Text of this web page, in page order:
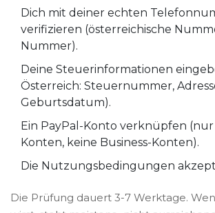
Dich mit deiner echten
verifizieren (österreichische
Nummer).
Deine Steuerinformationen
Österreich: Steuernummer,
Geburtsdatum).
Ein PayPal-Konto verknüpfen
Konten, keine Business-Konten).
Die Nutzungsbedingungen
Die Prüfung dauert 3-7 Werktage.